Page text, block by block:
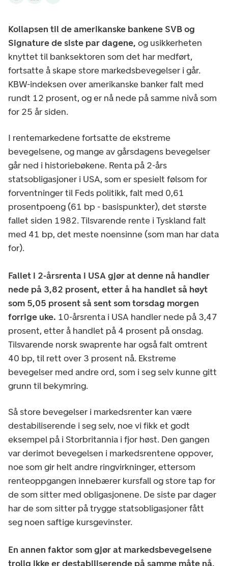
Kollapsen til de amerikanske bankene SVB og
Signature de siste par dagene, og usikkerheten
knyttet til banksektoren som det har medført,
fortsatte å skape store markedsbevegelser i går.
KBW-indeksen over amerikanske banker falt med
rundt 12 prosent, og er nå nede på samme nivå som
for 25 år siden.
I rentemarkedene fortsatte de ekstreme
bevegelsene, og mange av gårsdagens bevegelser
går ned i historiebøkene. Renta på 2-års
statsobligasjoner i USA, som er spesielt følsom for
forventninger til Feds politikk, falt med 0,61
prosentpoeng (61 bp - basispunkter), det største
fallet siden 1982. Tilsvarende rente i Tyskland falt
med 41 bp, det meste noensinne (som man har data
for).
Fallet i 2-årsrenta i USA gjør at denne nå handler
nede på 3,82 prosent, etter å ha handlet så høyt
som 5,05 prosent så sent som torsdag morgen
forrige uke. 10-årsrenta i USA handler nede på 3,47
prosent, etter å handlet på 4 prosent på onsdag.
Tilsvarende norsk swaprente har også falt omtrent
40 bp, til rett over 3 prosent nå. Ekstreme
bevegelser med andre ord, som i seg selv kunne gitt
grunn til bekymring.
Så store bevegelser i markedsrenter kan være
destabiliserende i seg selv, noe vi fikk et godt
eksempel på i Storbritannia i fjor høst. Den gangen
var derimot bevegelsen i markedsrentene oppover,
noe som gir helt andre ringvirkninger, ettersom
renteoppgangen innebærer kursfall og store tap for
de som sitter med obligasjonene. De siste par dager
har de som sitter på trygge statsobligasjoner fått
seg noen saftige kursgevinster.
En annen faktor som gjør at markedsbevegelsene
trolig ikke er destabiliserende på samme måte nå,